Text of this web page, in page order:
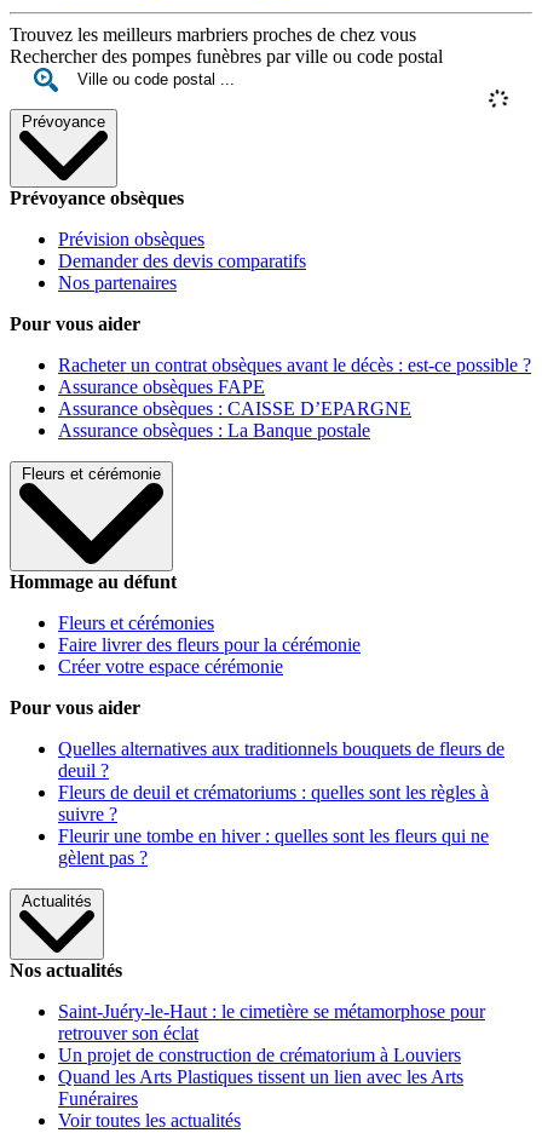
Trouvez les meilleurs marbriers proches de chez vous
Rechercher des pompes funèbres par ville ou code postal
Prévoyance
Prévoyance obsèques
Prévision obsèques
Demander des devis comparatifs
Nos partenaires
Pour vous aider
Racheter un contrat obsèques avant le décès : est-ce possible ?
Assurance obsèques FAPE
Assurance obsèques : CAISSE D’EPARGNE
Assurance obsèques : La Banque postale
Fleurs et cérémonie
Hommage au défunt
Fleurs et cérémonies
Faire livrer des fleurs pour la cérémonie
Créer votre espace cérémonie
Pour vous aider
Quelles alternatives aux traditionnels bouquets de fleurs de
deuil ?
Fleurs de deuil et crématoriums : quelles sont les règles à
suivre ?
Fleurir une tombe en hiver : quelles sont les fleurs qui ne
gèlent pas ?
Actualités
Nos actualités
Saint-Juéry-le-Haut : le cimetière se métamorphose pour
retrouver son éclat
Un projet de construction de crématorium à Louviers
Quand les Arts Plastiques tissent un lien avec les Arts
Funéraires
Voir toutes les actualités